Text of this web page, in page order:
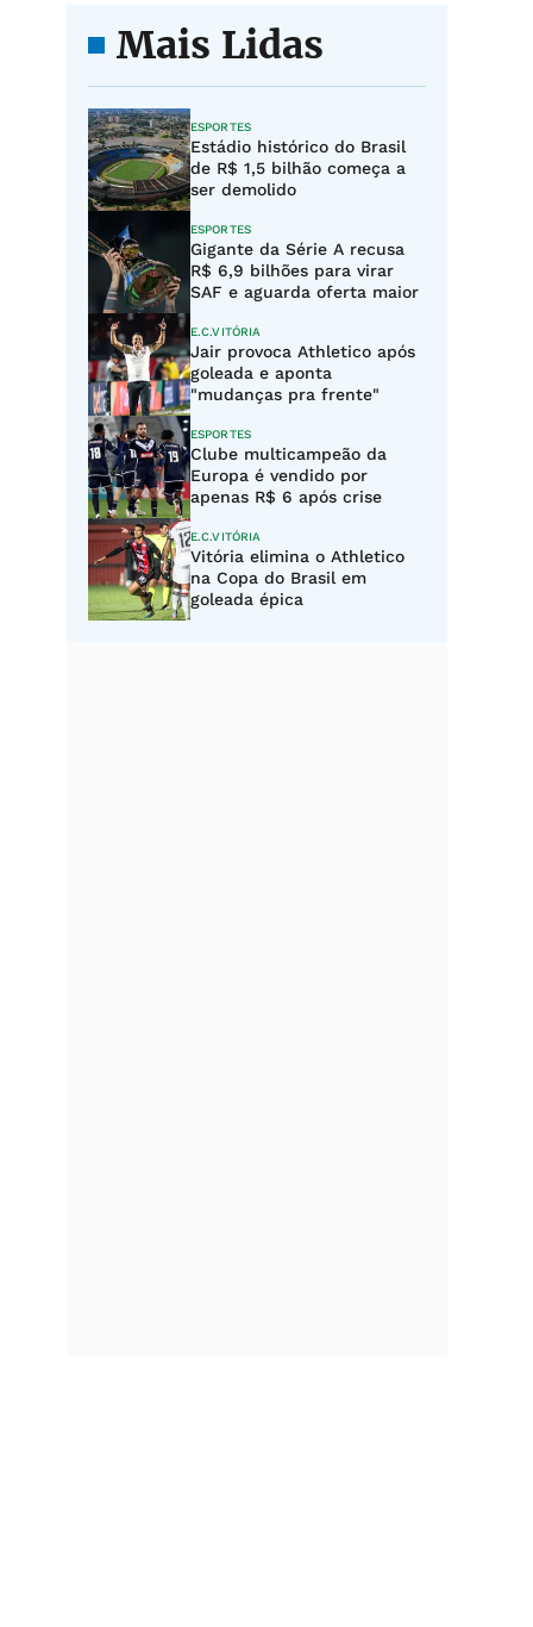
Mais Lidas
ESPORTES
Estádio histórico do Brasil
de R$ 1,5 bilhão começa a
ser demolido
ESPORTES
Gigante da Série A recusa
R$ 6,9 bilhões para virar
SAF e aguarda oferta maior
E.C.VITÓRIA
Jair provoca Athletico após
goleada e aponta
"mudanças pra frente"
ESPORTES
Clube multicampeão da
Europa é vendido por
apenas R$ 6 após crise
E.C.VITÓRIA
Vitória elimina o Athletico
na Copa do Brasil em
goleada épica